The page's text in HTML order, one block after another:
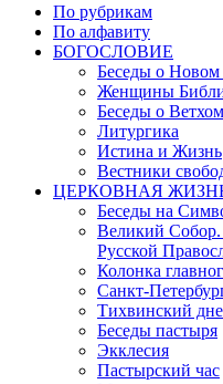
По рубрикам
По алфавиту
БОГОСЛОВИЕ
Беседы о Новом
Женщины
Беседы о
Литургика
Истина и Жизнь
Вестники
ЦЕРКОВНАЯ
Беседы на
Великий
Русской
Колонка
Санкт-
Тихвинский
Беседы пастыря
Экклесия
Пастырский час